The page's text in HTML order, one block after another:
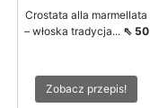
Crostata alla marmellata
– włoska tradycja... ⇖ 50
Zobacz przepis!